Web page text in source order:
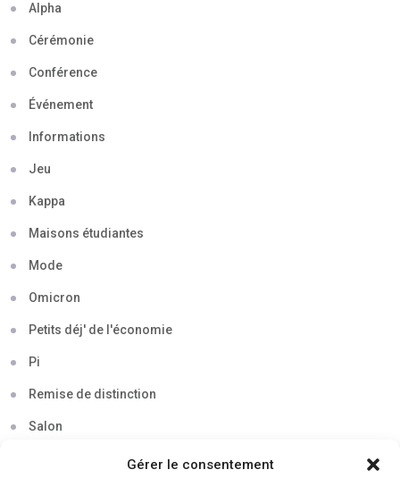
Gérer le consentement
Alpha
Cérémonie
Conférence
Événement
Informations
Jeu
Kappa
Maisons étudiantes
Mode
Omicron
Petits déj' de l'économie
Pi
Remise de distinction
Salon